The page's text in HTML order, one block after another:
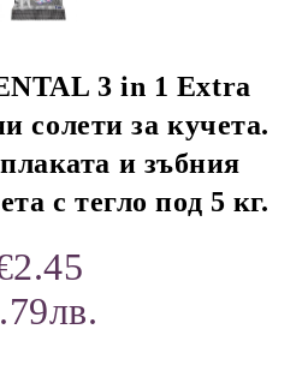
3 in 1 Extra
солети за кучета.
и зъбния
с тегло под 5 кг.